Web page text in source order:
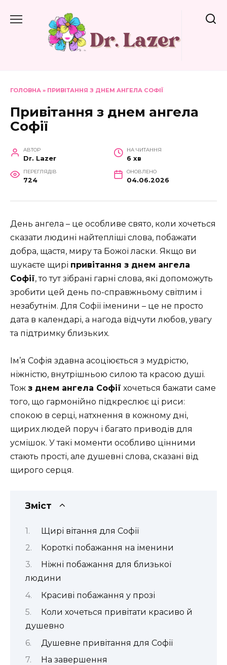
до
ГОЛОВНА » ПРИВІТАННЯ З ДНЕМ АНГЕЛА СОФІЇ
Привітання з днем ангела
Софії
АВТОР
Dr. Lazer
НА ЧИТАННЯ
6 хв
ПЕРЕГЛЯДІВ
724
ОНОВЛЕНО
04.06.2026
День ангела – це особливе свято, коли хочеться
сказати людині найтепліші слова, побажати
добра, щастя, миру та Божої ласки. Якщо ви
шукаєте щирі привітання з днем ангела
Софії, то тут зібрані гарні слова, які допоможуть
зробити цей день по-справжньому світлим і
незабутнім. Для Софії іменини – це не просто
дата в календарі, а нагода відчути любов, увагу
та підтримку близьких.
Ім’я Софія здавна асоціюється з мудрістю,
ніжністю, внутрішньою силою та красою душі.
Тож з днем ангела Софії хочеться бажати саме
того, що гармонійно підкреслює ці риси:
спокою в серці, натхнення в кожному дні,
щирих людей поруч і багато приводів для
усмішок. У такі моменти особливо цінними
стають прості, але душевні слова, сказані від
щирого серця.
Зміст
Щирі вітання для Софії
Короткі побажання на іменини
Ніжні побажання для близької
людини
Красиві побажання у прозі
Коли хочеться привітати красиво й
душевно
Душевне привітання для Софії
На завершення